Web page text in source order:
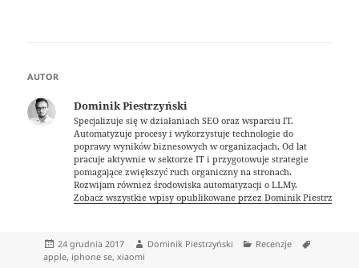
AUTOR
Dominik Piestrzyński
Specjalizuje się w działaniach SEO oraz wsparciu IT.
Automatyzuje procesy i wykorzystuje technologie do
poprawy wyników biznesowych w organizacjach. Od lat
pracuje aktywnie w sektorze IT i przygotowuje strategie
pomagające zwiększyć ruch organiczny na stronach.
Rozwijam również środowiska automatyzacji o LLMy.
Zobacz wszystkie wpisy opublikowane przez Dominik Piestrzyński
Data
publikacji
24 grudnia 2017 Autor
Dominik Piestrzyński Kategorie
Recenzje
apple, iphone se, xiaomi